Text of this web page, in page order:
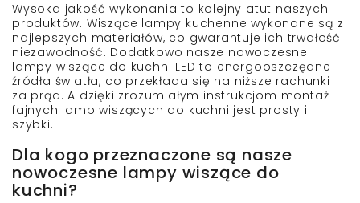
Wysoka jakość wykonania to kolejny atut naszych
produktów. Wiszące lampy kuchennewykonane są z
najlepszych materiałów, co gwarantuje ich trwałość i
niezawodność. Dodatkowo nasze nowoczesne
lampy wiszące do kuchni LEDto energooszczędne
źródła światła, co przekłada się na niższe rachunki
za prąd. A dzięki zrozumiałym instrukcjom montaż
fajnych lamp wiszących do kuchni jest prosty i
szybki.
Dla kogo przeznaczone są nasze
nowoczesne lampy wiszące do
kuchni?